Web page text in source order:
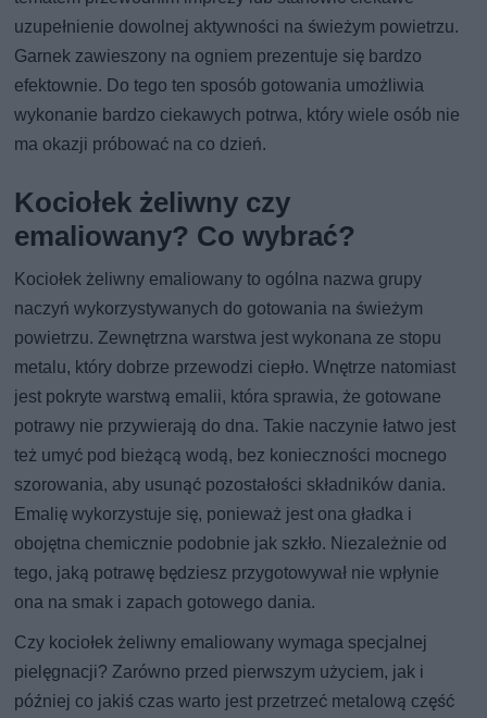
uzupełnienie dowolnej aktywności na świeżym powietrzu.
Garnek zawieszony na ogniem prezentuje się bardzo
efektownie. Do tego ten sposób gotowania umożliwia
wykonanie bardzo ciekawych potrwa, który wiele osób nie
ma okazji próbować na co dzień.
Kociołek żeliwny czy
emaliowany? Co wybrać?
Kociołek żeliwny emaliowany to ogólna nazwa grupy
naczyń wykorzystywanych do gotowania na świeżym
powietrzu. Zewnętrzna warstwa jest wykonana ze stopu
metalu, który dobrze przewodzi ciepło. Wnętrze natomiast
jest pokryte warstwą emalii, która sprawia, że gotowane
potrawy nie przywierają do dna. Takie naczynie łatwo jest
też umyć pod bieżącą wodą, bez konieczności mocnego
szorowania, aby usunąć pozostałości składników dania.
Emalię wykorzystuje się, ponieważ jest ona gładka i
obojętna chemicznie podobnie jak szkło. Niezależnie od
tego, jaką potrawę będziesz przygotowywał nie wpłynie
ona na smak i zapach gotowego dania.
Czy kociołek żeliwny emaliowany wymaga specjalnej
pielęgnacji? Zarówno przed pierwszym użyciem, jak i
później co jakiś czas warto jest przetrzeć metalową część